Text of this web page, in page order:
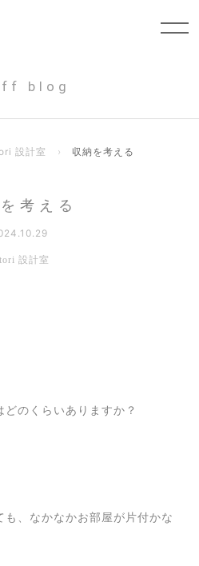
blog
設計室 › 収納を考える
考える
設計室
のくらいありますか？
も、なかなかお部屋が片付かな